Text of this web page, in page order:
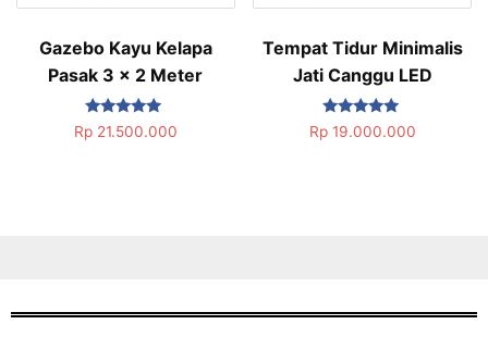
Gazebo Kayu Kelapa
Pasak 3 x 2 Meter
Dinilai
5.00
Rp21.500.000
Tempat Tidur Minimalis
Jati Canggu LED
Dinilai
5.00
Rp19.000.000